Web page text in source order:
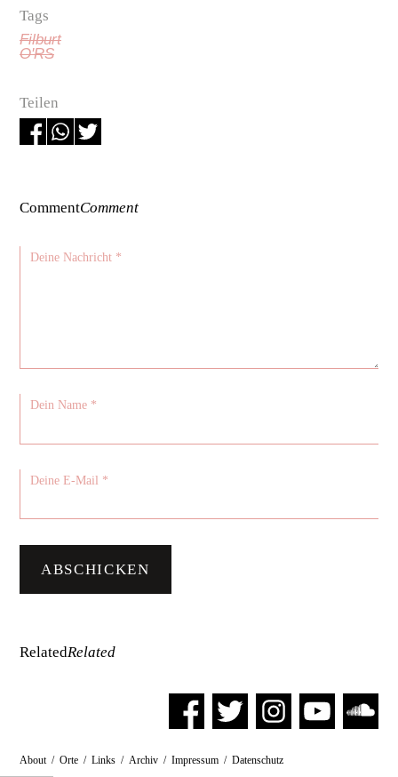
Tags
Filburt
O'RS
Teilen
CommentComment
RelatedRelated
About / Orte / Links / Archiv / Impressum / Datenschutz